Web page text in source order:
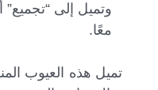
وتميل إلى “تجميع”
معًا.
تميل هذه العيوب